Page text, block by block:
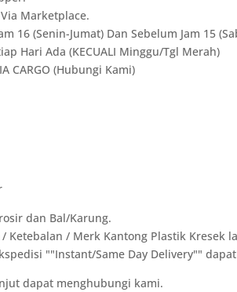
Via Marketplace.
16 (Senin-Jumat) Dan Sebelum Jam 15
Hari Ada (KECUALI Minggu/Tgl Merah)
CARGO (Hubungi Kami)
dan Bal/Karung.
Ketebalan / Merk Kantong Plastik Kresek
""Instant/Same Day Delivery""
dapat menghubungi kami.